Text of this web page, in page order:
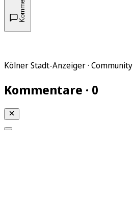
Kölner Stadt-Anzeiger · Community
Kommentare · 0